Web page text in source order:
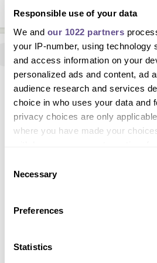
Responsible use of your data
We and our 1022 partners
your IP-number, using technology
and access information on your
personalized ads and content, ad
audience research and services
choice in who uses your data and
privacy choices are only
where you have made your
Collect information about
which can be accurate to
characteristics (fingerprinting)
Selection
Necessary
Preferences
Statistics
A post shared by SOPHIA